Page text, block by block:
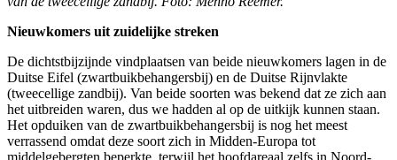
Nieuwkomers uit zuidelijke streken
De dichtstbijzijnde vindplaatsen van beide nieuwkomers lagen in de
Duitse Eifel (zwartbuikbehangersbij) en de Duitse Rijnvlakte
(tweecellige zandbij). Van beide soorten was bekend dat ze zich aan
het uitbreiden waren, dus we hadden al op de uitkijk kunnen staan.
Het opduiken van de zwartbuikbehangersbij is nog het meest
verrassend omdat deze soort zich in Midden-Europa tot
middelgebergten beperkte, terwijl het hoofdareaal zelfs in Noord-